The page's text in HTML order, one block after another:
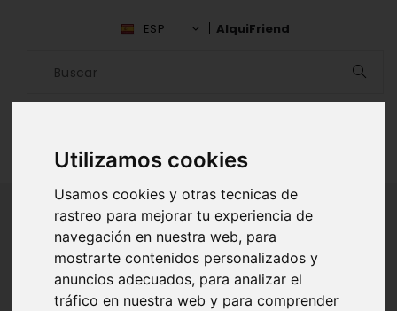
Utilizamos cookies
Usamos cookies y otras tecnicas de
rastreo para mejorar tu experiencia de
navegación en nuestra web, para
mostrarte contenidos personalizados y
anuncios adecuados, para analizar el
tráfico en nuestra web y para comprender
ESP AlquiFriend
ALQUILAR AMIGO
Inicio Amigos Álava Stefania Azocar